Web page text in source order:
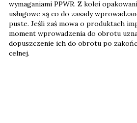
wymaganiami PPWR. Z kolei
usługowe są co do zasady
puste. Jeśli zaś mowa o produktach
moment wprowadzenia do obrotu
dopuszczenie ich do obrotu po
celnej.